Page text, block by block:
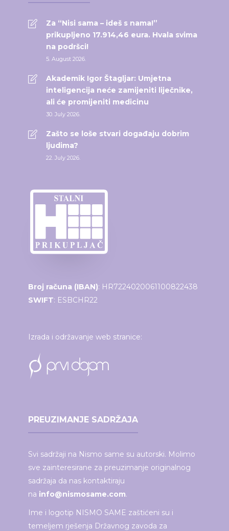
Za “Nisi sama – ideš s nama!”
prikupljeno 17.914,46 eura. Hvala svima
na podršci!
5. August 2026.
Akademik Igor Štagljar: Umjetna
inteligencija neće zamijeniti liječnike,
ali će promijeniti medicinu
30. July 2026.
Zašto se loše stvari događaju dobrim
ljudima?
22. July 2026.
Broj računa (IBAN): HR7224020061100822438
SWIFT: ESBCHR22
Izrada i održavanje web stranice:
PREUZIMANJE SADRŽAJA
Svi sadržaji na Nismo same su autorski. Molimo
sve zainteresirane za preuzimanje originalnog
sadržaja da nas kontaktiraju
na info@nismosame.com.
Ime i logotip NISMO SAME zaštićeni su i
temeljem rješenja Državnog zavoda za